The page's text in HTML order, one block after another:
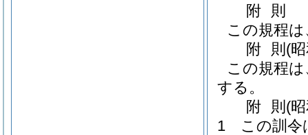
附 則
この規程
附 則 (
この規程
する。
附 則 (
1
この訓令